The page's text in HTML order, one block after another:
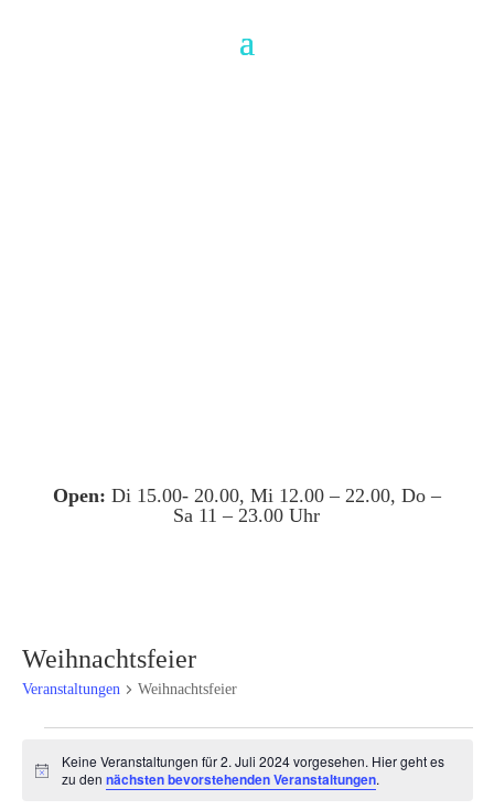
Open: Di 15.00- 20.00, Mi 12.00 – 22.00, Do –
Sa 11 – 23.00 Uhr
Weihnachtsfeier
Veranstaltungen Weihnachtsfeier
für
Hinweis
Keine Veranstaltungen für 2. Juli 2024 vorgesehen. Hier geht es
zu den nächsten bevorstehenden Veranstaltungen.